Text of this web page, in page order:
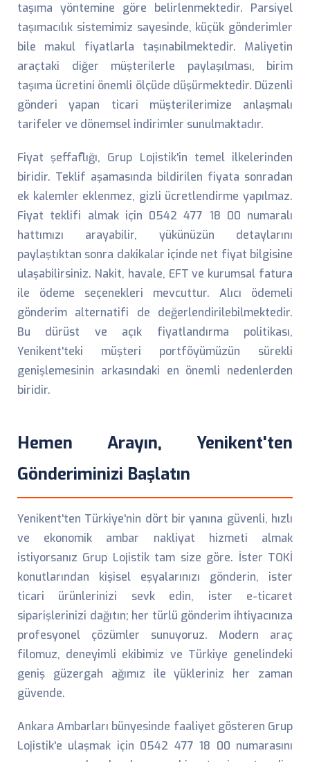
taşıma yöntemine göre belirlenmektedir. Parsiyel
taşımacılık sistemimiz sayesinde, küçük gönderimler
bile makul fiyatlarla taşınabilmektedir. Maliyetin
araçtaki diğer müşterilerle paylaşılması, birim
taşıma ücretini önemli ölçüde düşürmektedir. Düzenli
gönderi yapan ticari müşterilerimize anlaşmalı
tarifeler ve dönemsel indirimler sunulmaktadır.
Fiyat şeffaflığı, Grup Lojistik'in temel ilkelerinden
biridir. Teklif aşamasında bildirilen fiyata sonradan
ek kalemler eklenmez, gizli ücretlendirme yapılmaz.
Fiyat teklifi almak için 0542 477 18 00 numaralı
hattımızı arayabilir, yükünüzün detaylarını
paylaştıktan sonra dakikalar içinde net fiyat bilgisine
ulaşabilirsiniz. Nakit, havale, EFT ve kurumsal fatura
ile ödeme seçenekleri mevcuttur. Alıcı ödemeli
gönderim alternatifi de değerlendirilebilmektedir.
Bu dürüst ve açık fiyatlandırma politikası,
Yenikent'teki müşteri portföyümüzün sürekli
genişlemesinin arkasındaki en önemli nedenlerden
biridir.
Hemen Arayın, Yenikent'ten
Gönderiminizi Başlatın
Yenikent'ten Türkiye'nin dört bir yanına güvenli, hızlı
ve ekonomik ambar nakliyat hizmeti almak
istiyorsanız Grup Lojistik tam size göre. İster TOKİ
konutlarından kişisel eşyalarınızı gönderin, ister
ticari ürünlerinizi sevk edin, ister e-ticaret
siparişlerinizi dağıtın; her türlü gönderim ihtiyacınıza
profesyonel çözümler sunuyoruz. Modern araç
filomuz, deneyimli ekibimiz ve Türkiye genelindeki
geniş güzergah ağımız ile yükleriniz her zaman
güvende.
Ankara Ambarları bünyesinde faaliyet gösteren Grup
Lojistik'e ulaşmak için 0542 477 18 00 numarasını